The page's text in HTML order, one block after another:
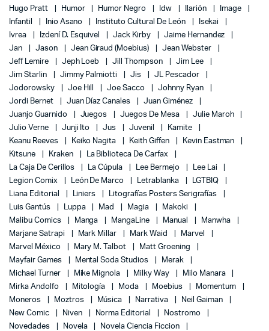
Hugo Pratt
Humor Humor Negro Idw Ilarión
Image
Infantil
Inio Asano Instituto Cultural De León
Isekai
Ivrea
Izdení D. Esquivel Jack Kirby
Jaime Hernandez
Jan
Jason Jean Giraud (Moebius)
Jean Webster
Jeff Lemire
Jeph Loeb Jill Thompson
Jim Lee
Jim Starlin
Jimmy Palmiotti Jis
JL Pescador
Jodorowsky
Joe Hill Joe Sacco
Johnny Ryan
Jordi Bernet
Juan Díaz Canales
Juan Giménez
Juanjo Guarnido
Juegos Juegos De Mesa
Julie Maroh
Julio Verne
Junji Ito Jus Juvenil
Kamite
Keanu Reeves
Keiko Nagita Keith Giffen
Kevin Eastman
Kitsune
Kraken
La Biblioteca De Carfax
La Caja De Cerillos
La Cúpula Lee Bermejo
Lee Lai
Legion Comix
León De Marco Letrablanka
LGTBIQ
Liana Editorial
Liniers
Litografías Posters Serigrafías
Luis Gantús
Luppa Mad Magia
Makoki
Malibu Comics
Manga MangaLine Manual
Manwha
Marjane Satrapi
Mark Millar Mark Waid
Marvel
Marvel México
Mary M. Talbot
Matt Groening
Mayfair Games
Mental Soda Studios
Merak
Michael Turner
Mike Mignola Milky Way
Milo Manara
Mirka Andolfo
Mitología Moda Moebius
Momentum
Moneros
Moztros Música Narrativa
Neil Gaiman
New Comic
Niven Norma Editorial
Nostromo
Novedades
Novela
Novela Ciencia Ficcion